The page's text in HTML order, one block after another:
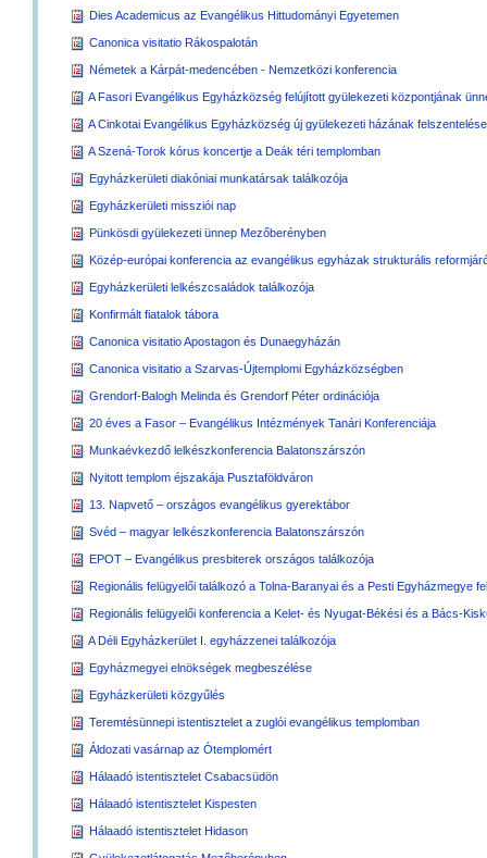
Dies Academicus az Evangélikus Hittudományi Egyetemen
Canonica visitatio Rákospalotán
Németek a Kárpát-medencében - Nemzetközi konferencia
A Fasori Evangélikus Egyházközség felújított gyülekezeti központjának
A Cinkotai Evangélikus Egyházközség új gyülekezeti házának felszentelése
A Szená-Torok kórus koncertje a Deák téri templomban
Egyházkerületi diakóniai munkatársak találkozója
Egyházkerületi missziói nap
Pünkösdi gyülekezeti ünnep Mezőberényben
Közép-európai konferencia az evangélikus egyházak strukturális
Egyházkerületi lelkészcsaládok találkozója
Konfirmált fiatalok tábora
Canonica visitatio Apostagon és Dunaegyházán
Canonica visitatio a Szarvas-Újtemplomi Egyházközségben
Grendorf-Balogh Melinda és Grendorf Péter ordinációja
20 éves a Fasor – Evangélikus Intézmények Tanári Konferenciája
Munkaévkezdő lelkészkonferencia Balatonszárszón
Nyitott templom éjszakája Pusztaföldváron
13. Napvető – országos evangélikus gyerektábor
Svéd – magyar lelkészkonferencia Balatonszárszón
EPOT – Evangélikus presbiterek országos találkozója
Regionális felügyelői találkozó a Tolna-Baranyai és a Pesti Egyházmegye
Regionális felügyelői konferencia a Kelet- és Nyugat-Békési és a Bács-
A Déli Egyházkerület I. egyházzenei találkozója
Egyházmegyei elnökségek megbeszélése
Egyházkerületi közgyűlés
Teremtésünnepi istentisztelet a zuglói evangélikus templomban
Áldozati vasárnap az Ótemplomért
Hálaadó istentisztelet Csabacsüdön
Hálaadó istentisztelet Kispesten
Hálaadó istentisztelet Hidason